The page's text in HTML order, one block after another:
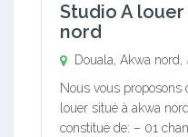
Studio A
nord
Douala, Akwa nord,
Nous vous proposons
louer situé à akwa
constitué de: – 01